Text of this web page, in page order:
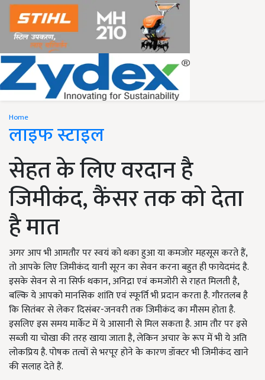
Home
लाइफ स्टाइल
सेहत के लिए वरदान है
जिमीकंद, कैंसर तक को देता
है मात
अगर आप भी आमतौर पर स्वयं को थका हुआ या कमजोर महसूस करते हैं,
तो आपके लिए जिमीकंद यानी सूरन का सेवन करना बहुत ही फायेदमंद है.
इसके सेवन से ना सिर्फ थकान, अनिद्रा एवं कमजोरी से राहत मिलती है,
बल्कि ये आपको मानसिक शांति एवं स्फूर्ति भी प्रदान करता है. गौरतलब है
कि सितंबर से लेकर दिसंबर-जनवरी तक जिमीकंद का मौसम होता है.
इसलिए इस समय मार्केट में ये आसानी से मिल सकता है. आम तौर पर इसे
सब्जी या चोखा की तरह खाया जाता है, लेकिन अचार के रूप में भी ये अति
लोकप्रिय है. पोषक तत्वों से भरपूर होने के कारण डॉक्टर भी जिमीकंद खाने
की सलाह देते हैं.